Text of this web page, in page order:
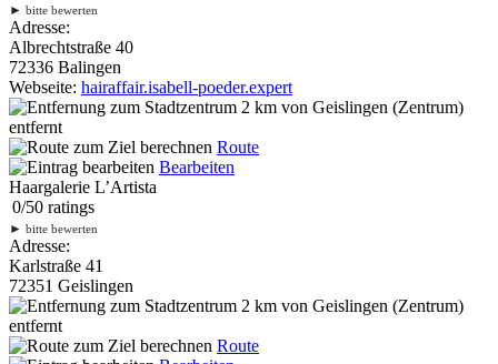
► bitte bewerten
Adresse:
Albrechtstraße 40
72336 Balingen
Webseite: hairaffair.isabell-poeder.expert
2 km von Geislingen (Zentrum)
entfernt
Route
Bearbeiten
Haargalerie L’Artista
0/50 ratings
► bitte bewerten
Adresse:
Karlstraße 41
72351 Geislingen
2 km von Geislingen (Zentrum)
entfernt
Route